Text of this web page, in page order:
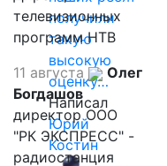
получили
такую
высокую
оценку…
Написал
Юрий
Костин
телевизионных
программ НТВ
11 августа
Олег
Богдашов
директор ООО
"РК ЭКСПРЕСС" -
радиостанция